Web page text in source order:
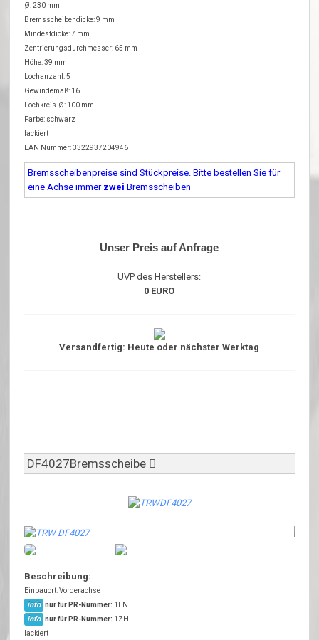
Ø: 230 mm
Bremsscheibendicke: 9 mm
Mindestdicke: 7 mm
Zentrierungsdurchmesser: 65 mm
Höhe: 39 mm
Lochanzahl: 5
Gewindemaß: 16
Lochkreis-Ø: 100 mm
Farbe: schwarz
lackiert
EAN Nummer: 3322937204946
Bremsscheibenpreise sind Stückpreise. Bitte bestellen Sie für
eine Achse immer zwei Bremsscheiben
Unser Preis auf Anfrage
UVP des Herstellers:
0 EURO
Versandfertig: Heute oder nächster Werktag
DF4027Bremsscheibe
Beschreibung:
Einbauort: Vorderachse
info nur für PR-Nummer: 1LN
info nur für PR-Nummer: 1ZH
lackiert